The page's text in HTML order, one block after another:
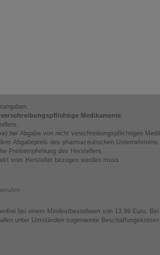
Medikamente.
bei Abgabe von nicht verschreibungspflichtigen
Abgabepreis des pharmazeutischen
Preisempfehlung des Herstellers.
vom Hersteller bezogen werden muss.
bei einem Mindestbestellwert von 13,99 Euro.
unter Umständen sogenannte Beschaffungskosten